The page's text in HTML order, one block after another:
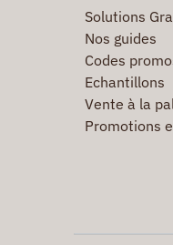
Solutions
Nos guides
Codes
Echantillons
Vente à la
Promotions